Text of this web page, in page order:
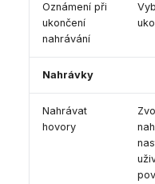
Oznámení při
ukončení
nahrávání
Nahrávky
Nahrávat
hovory